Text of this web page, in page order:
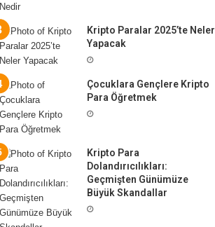
Kripto Paralar 2025’te Neler
Yapacak
Çocuklara Gençlere Kripto
Para Öğretmek
Kripto Para
Dolandırıcılıkları:
Geçmişten Günümüze
Büyük Skandallar